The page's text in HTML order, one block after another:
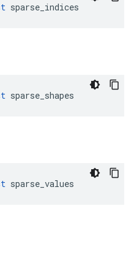
sparse_indices
sparse_shapes
sparse_values